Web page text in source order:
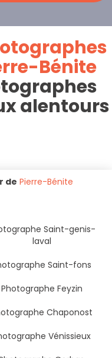
Bénite
alentours
de Pierre-Bénite
Saint-genis-
laval
Saint-fons
Photographe Feyzin
Chaponost
Vénissieux